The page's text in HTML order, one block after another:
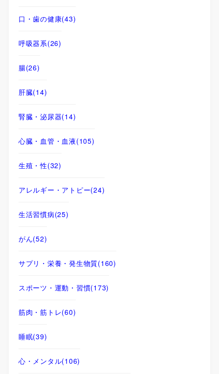
口・歯の健康(43)
呼吸器系(26)
腸(26)
肝臓(14)
腎臓・泌尿器(14)
心臓・血管・血液(105)
生殖・性(32)
アレルギー・アトピー(24)
生活習慣病(25)
がん(52)
サプリ・栄養・発生物質(160)
スポーツ・運動・習慣(173)
筋肉・筋トレ(60)
睡眠(39)
心・メンタル(106)